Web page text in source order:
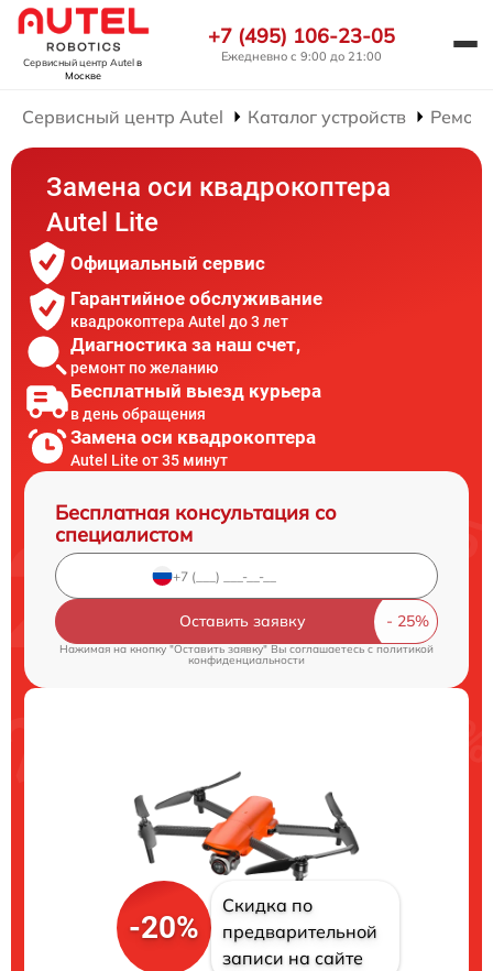
Сервисный центр Autelв
Москве
+7 (495) 106-23-05
Ежедневно с 9:00 до 21:00
Сервисный центр Autel Каталог устройств
Замена оси квадрокоптера
Autel Lite
Официальный сервис
Гарантийное обслуживание
квадрокоптера Autel до 3 лет
Диагностика за наш счет,
ремонт по желанию
Бесплатный выезд курьера
в день обращения
Замена оси квадрокоптера
Autel Lite от 35 минут
Бесплатная консультация со
специалистом
Оставить заявку
Нажимая на кнопку "Оставить заявку" Вы соглашаетесь c политикой
конфиденциальности
-20%
Скидка по
предварительной
записи на сайте